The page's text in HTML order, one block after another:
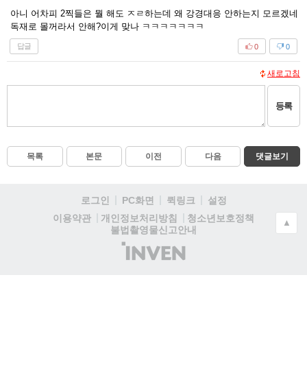
아니 어차피 2찍들은 뭘 해도 ㅈㄹ하는데 왜 강경대응 안하는지 모르겠네
독재로 몰꺼라서 안해?이게 맞나 ㅋㅋㅋㅋㅋㅋㅋ
답글 0
0
새로고침
등록
목록 본문 이전 다음 댓글보기
로그인 PC화면 퀵링크
설정
이용약관
개인정보처리방침
청소년보호정책
불법촬영물신고안내
(주)
인
▲